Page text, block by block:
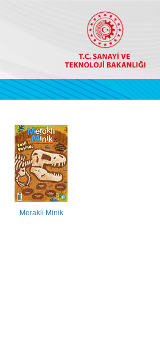
Meraklı Minik